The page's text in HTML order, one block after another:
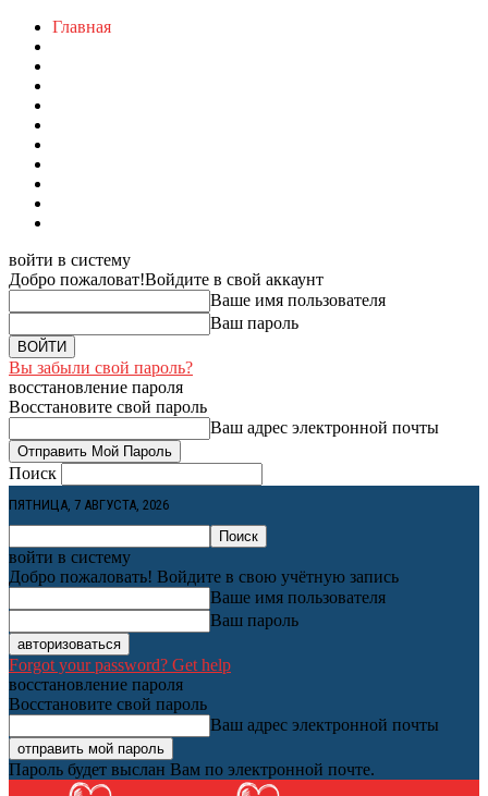
Главная
войти в систему
Добро пожаловат!Войдите в свой аккаунт
Ваше имя пользователя
Ваш пароль
Вы забыли свой пароль?
восстановление пароля
Восстановите свой пароль
Ваш адрес электронной почты
Поиск
ПЯТНИЦА, 7 АВГУСТА, 2026
войти в систему
Добро пожаловать! Войдите в свою учётную запись
Ваше имя пользователя
Ваш пароль
Forgot your password? Get help
восстановление пароля
Восстановите свой пароль
Ваш адрес электронной почты
Пароль будет выслан Вам по электронной почте.